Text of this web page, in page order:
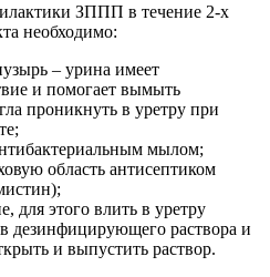
ЗППП в течение 2-х
необходимо:
– урина имеет
и помогает вымыть
проникнуть в уретру при
мылом;
область антисептиком
для этого влить в уретру
дезинфицирующего раствора и
и выпустить раствор.